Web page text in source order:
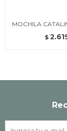
MOCHILA
$